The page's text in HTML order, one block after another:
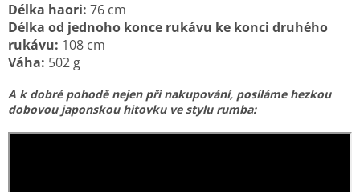
Délka haori: 76 cm
Délka od jednoho konce rukávu ke konci druhého
rukávu: 108 cm
Váha: 502 g
A k dobré pohodě nejen při nakupování, posílámehezkou
dobovou japonskou hitovku ve stylu rumba: